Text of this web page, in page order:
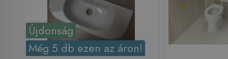
Újdonság
Még 5 db ezen az áron!